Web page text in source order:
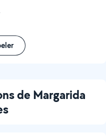
de Margarida